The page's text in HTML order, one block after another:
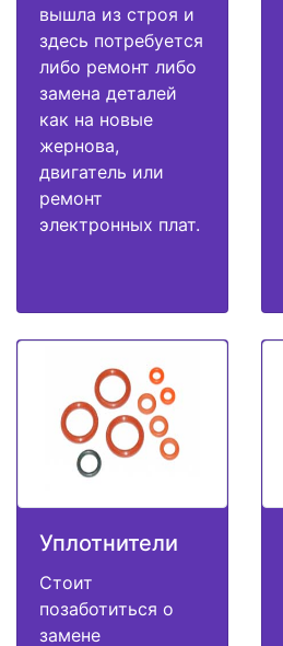
вышла из строя и
здесь потребуется
либо ремонт либо
замена деталей
как на новые
жернова,
двигатель или
ремонт
электронных плат.
Уплотнители
Стоит
позаботиться о
замене